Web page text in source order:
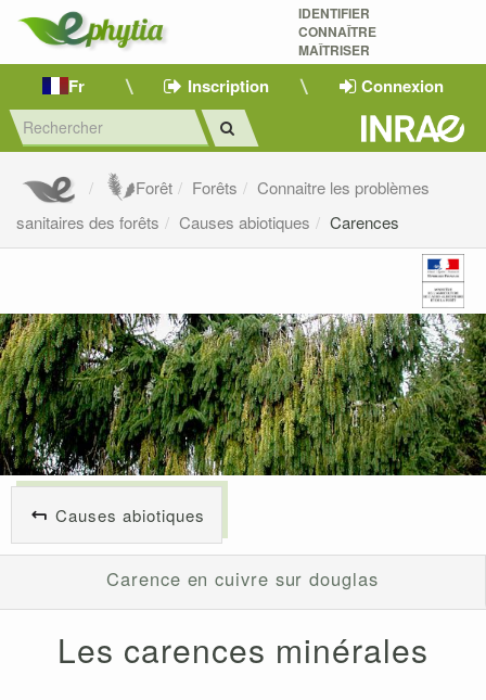
IDENTIFIER
CONNAÎTRE
MAÎTRISER
Fr Inscription Connexion
Forêt Forêts
Connaitre les problèmes
sanitaires des forêts
Causes abiotiques Carences
Causes abiotiques
Carence en cuivre sur douglas
Les carences minérales